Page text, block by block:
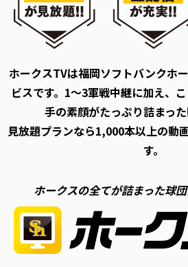
ホークスTVは福岡ソフトバンクホ
ビスです。 1～3軍戦中継に加え、
手の素顔がたっぷり詰まっ
見放題プランなら1,000本以上の動
す。
ホークスの全てが詰まった球